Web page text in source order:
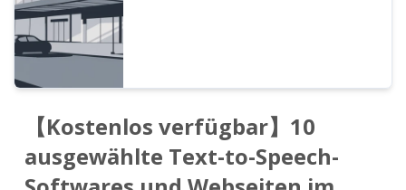
【Kostenlos verfügbar】10
ausgewählte Text-to-Speech-